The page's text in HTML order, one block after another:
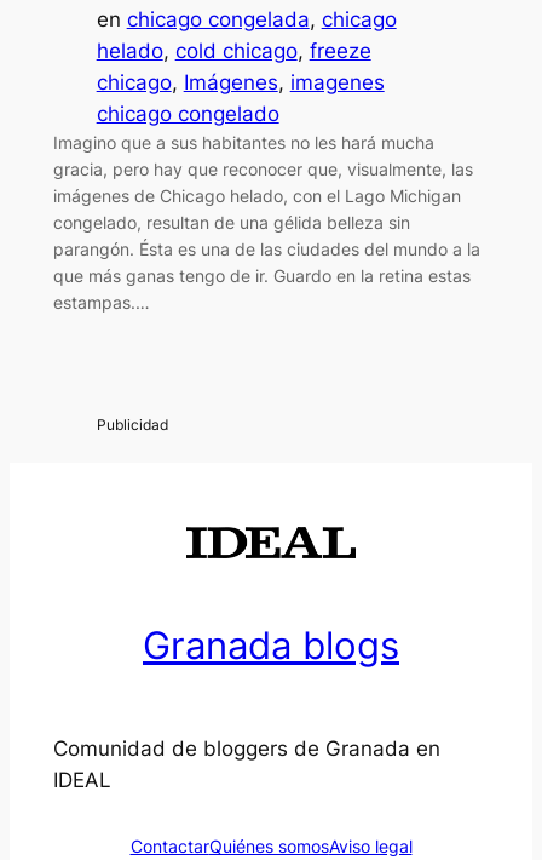
en chicago congelada, chicago
helado, cold chicago, freeze
chicago, Imágenes, imagenes
chicago congelado
Imagino que a sus habitantes no les hará mucha
gracia, pero hay que reconocer que, visualmente, las
imágenes de Chicago helado, con el Lago Michigan
congelado, resultan de una gélida belleza sin
parangón. Ésta es una de las ciudades del mundo a la
que más ganas tengo de ir. Guardo en la retina estas
estampas.…
Granada blogs
Comunidad de bloggers de Granada en
IDEAL
ContactarQuiénes somosAviso legal